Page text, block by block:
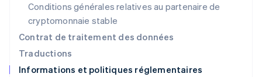
Conditions générales relatives au partenaire de
cryptomonnaie stable
Contrat de traitement des données
Traductions
Informations et politiques réglementaires
Pays-Bas
NederlandsEnglish
Pologne
Portugal
PortuguêsEnglish